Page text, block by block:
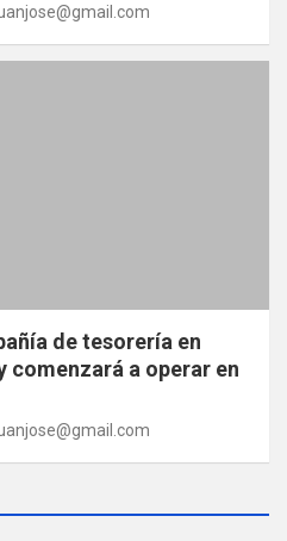
de tesorería en
comenzará a operar en